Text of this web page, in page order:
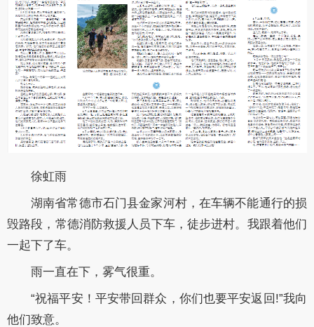
徐虹雨
湖南省常德市石门县金家河村，在车辆不能通行的损
毁路段，常德消防救援人员下车，徒步进村。我跟着他们
一起下了车。
雨一直在下，雾气很重。
“祝福平安！平安带回群众，你们也要平安返回!”我向
他们致意。